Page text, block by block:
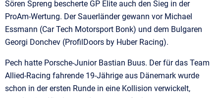
Sören Spreng bescherte GP Elite auch den Sieg in der
ProAm-Wertung. Der Sauerländer gewann vor Michael
Essmann (Car Tech Motorsport Bonk) und dem Bulgaren
Georgi Donchev (ProfilDoors by Huber Racing).
Pech hatte Porsche-Junior Bastian Buus. Der für das Team
Allied-Racing fahrende 19-Jährige aus Dänemark wurde
schon in der ersten Runde in eine Kollision verwickelt,